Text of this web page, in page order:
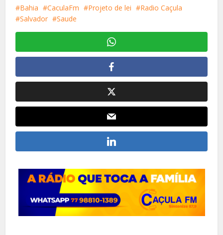
Bahia CaculaFm Projeto de lei
Radio Caçula
Salvador
Saude